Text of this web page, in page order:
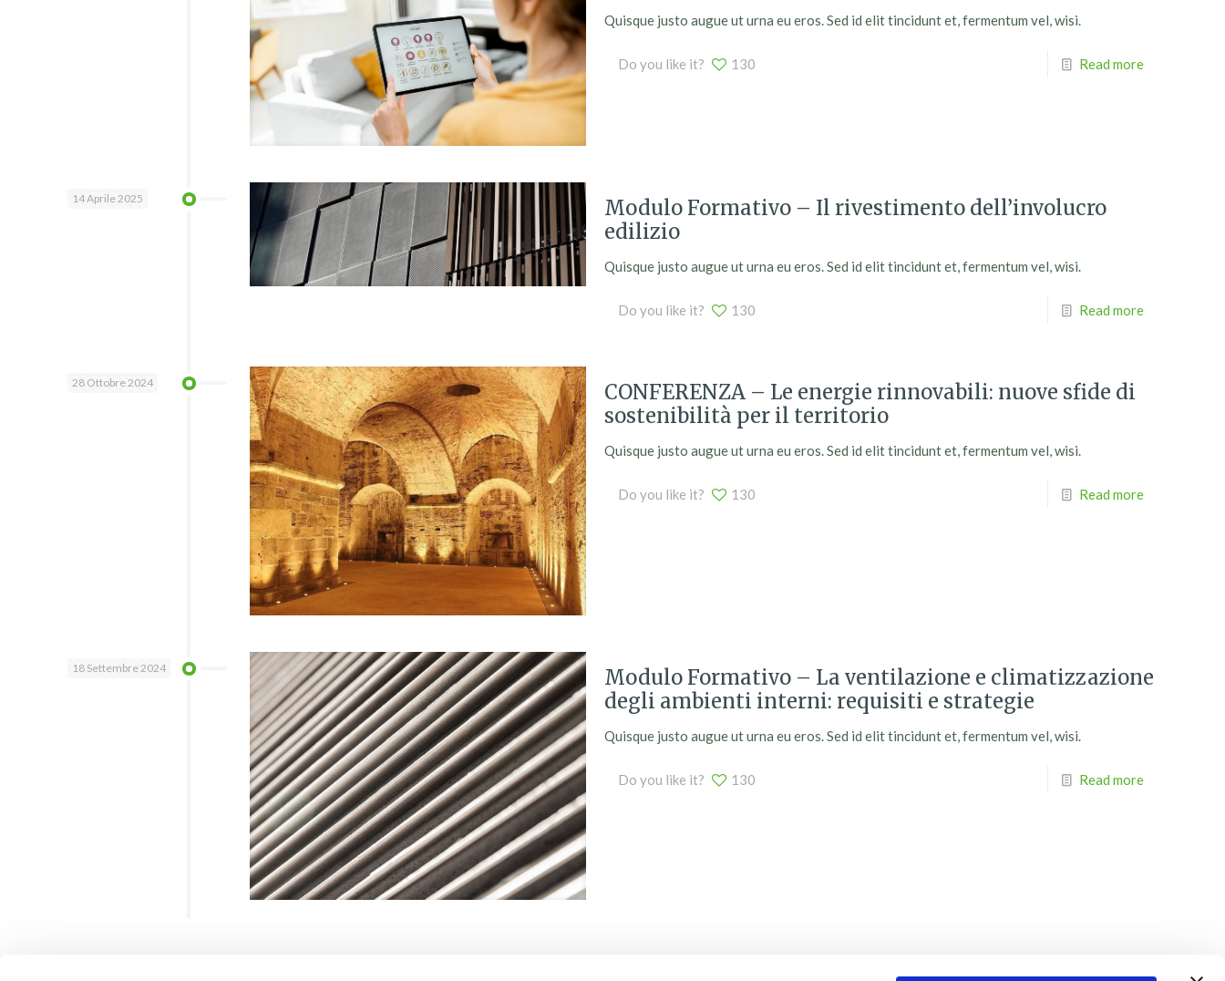
Quisque justo augue ut urna eu eros. Sed id elit tincidunt et, fermentum vel, wisi.
Do you like it? 130 Read more
14 Aprile 2025
Modulo Formativo – Il rivestimento dell’involucro
edilizio
Quisque justo augue ut urna eu eros. Sed id elit tincidunt et, fermentum vel, wisi.
Do you like it? 130 Read more
28 Ottobre 2024
CONFERENZA – Le energie rinnovabili: nuove sfide di
sostenibilità per il territorio
Quisque justo augue ut urna eu eros. Sed id elit tincidunt et, fermentum vel, wisi.
Do you like it? 130 Read more
18 Settembre 2024
Modulo Formativo – La ventilazione e climatizzazione
degli ambienti interni: requisiti e strategie
Quisque justo augue ut urna eu eros. Sed id elit tincidunt et, fermentum vel, wisi.
Do you like it? 130 Read more